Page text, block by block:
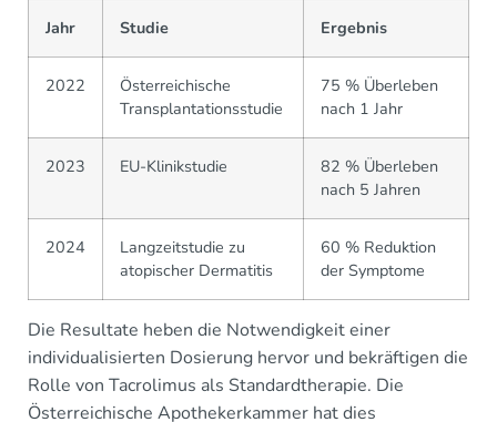
Jahr Studie Ergebnis
2022
Österreichische
Transplantationsstudie
75 % Überleben
nach 1 Jahr
2023 EU-Klinikstudie
82 % Überleben
nach 5 Jahren
2024
Langzeitstudie zu
atopischer Dermatitis
60 % Reduktion
der Symptome
Die Resultate heben die Notwendigkeit einer
individualisierten Dosierung hervor und bekräftigen die
Rolle von Tacrolimus als Standardtherapie. Die
Österreichische Apothekerkammer hat dies